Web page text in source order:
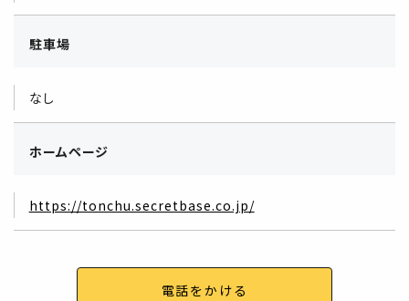
駐車場
なし
ホームページ
https://tonchu.secretbase.co.jp/
電話をかける